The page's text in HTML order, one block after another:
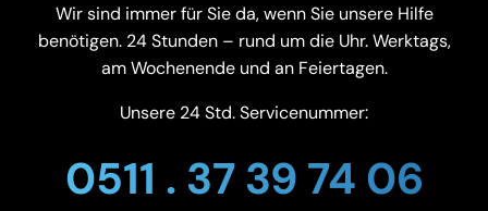
Wir sind immer für Sie da, wenn Sie unsere Hilfe
benötigen. 24 Stunden – rund um die Uhr. Werktags,
am Wochenende und an Feiertagen.
Unsere 24 Std. Servicenummer:
0511 . 37 39 74 06